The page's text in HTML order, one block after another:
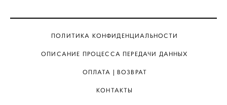
ПОЛИТИКА КОНФИДЕНЦИАЛЬНОСТИ
ОПИСАНИЕ ПРОЦЕССА ПЕРЕДАЧИ ДАННЫХ
ОПЛАТА | ВОЗВРАТ
КОНТАКТЫ